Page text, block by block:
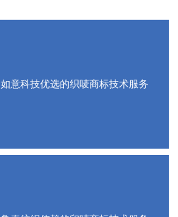
如意科技优选的织唛商标技术服务